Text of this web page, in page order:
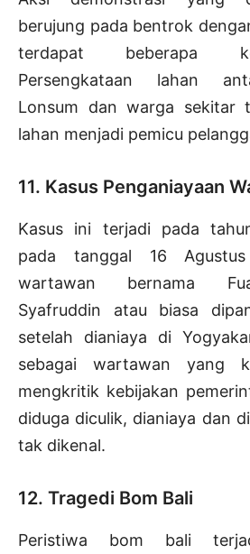
berujung pada bentrok
terdapat beberapa
Persengkataan lahan
Lonsum dan warga sekitar
lahan menjadi pemicu
11. Kasus Penganiayaan
Kasus ini terjadi pada
pada tanggal 16
wartawan bernama
Syafruddin atau biasa
setelah dianiaya di
sebagai wartawan yang
mengkritik kebijakan
diduga diculik, dianiaya dan
tak dikenal.
12. Tragedi Bom Bali
Peristiwa bom bali